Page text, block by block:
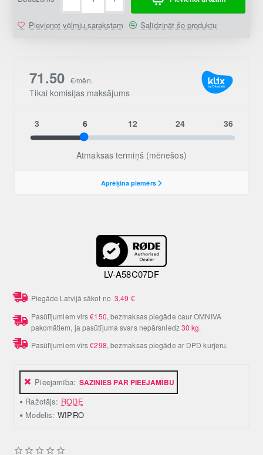
Pieejamība: SAZINIES PAR PIEEJAMĪBU
Ražotājs: RODE
Modelis: WIPRO
Pievienot vēlmju sarakstam Salīdzināt šo produktu
Piegāde Latvijā sākot no3.49 €
Pasūtījumiem virs€150, bezmaksas piegāde caur OMNIVA
pakomātiem, ja pasūtījuma svars nepārsniedz30 kg.
Pasūtījumiem virs€298, bezmaksas piegāde ar DPD kurjeru.
LV-A58C07DF